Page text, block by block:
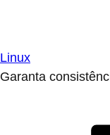
Linux
Garanta